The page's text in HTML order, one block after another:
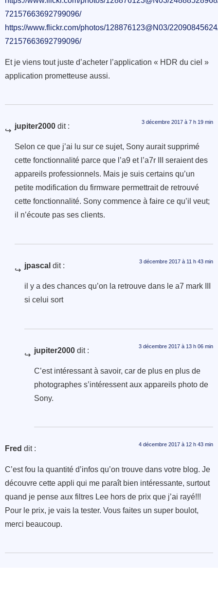
72157663692799096/
https://www.flickr.com/photos/128876123@N03/
72157663692799096/
Et je viens tout juste d’acheter l’application « HDR du ciel »
application prometteuse aussi.
jupiter2000 dit : 3 décembre 2017 à 7 h 19 min
Selon ce que j’ai lu sur ce sujet, Sony aurait supprimé
cette fonctionnalité parce que l’a9 et l’a7r III seraient des
appareils professionnels. Mais je suis certains qu’un
petite modification du firmware permettrait de retrouvé
cette fonctionnalité. Sony commence à faire ce qu’il veut;
il n’écoute pas ses clients.
jpascal dit : 3 décembre 2017 à 11 h 43 min
il y a des chances qu’on la retrouve dans le a7 mark III
si celui sort
jupiter2000 dit : 3 décembre 2017 à 13 h 06 min
C’est intéressant à savoir, car de plus en plus de
photographes s’intéressent aux appareils photo de
Sony.
Fred dit : 4 décembre 2017 à 12 h 43 min
C’est fou la quantité d’infos qu’on trouve dans votre blog. Je
découvre cette appli qui me paraît bien intéressante, surtout
quand je pense aux filtres Lee hors de prix que j’ai rayé!!!
Pour le prix, je vais la tester. Vous faites un super boulot,
merci beaucoup.